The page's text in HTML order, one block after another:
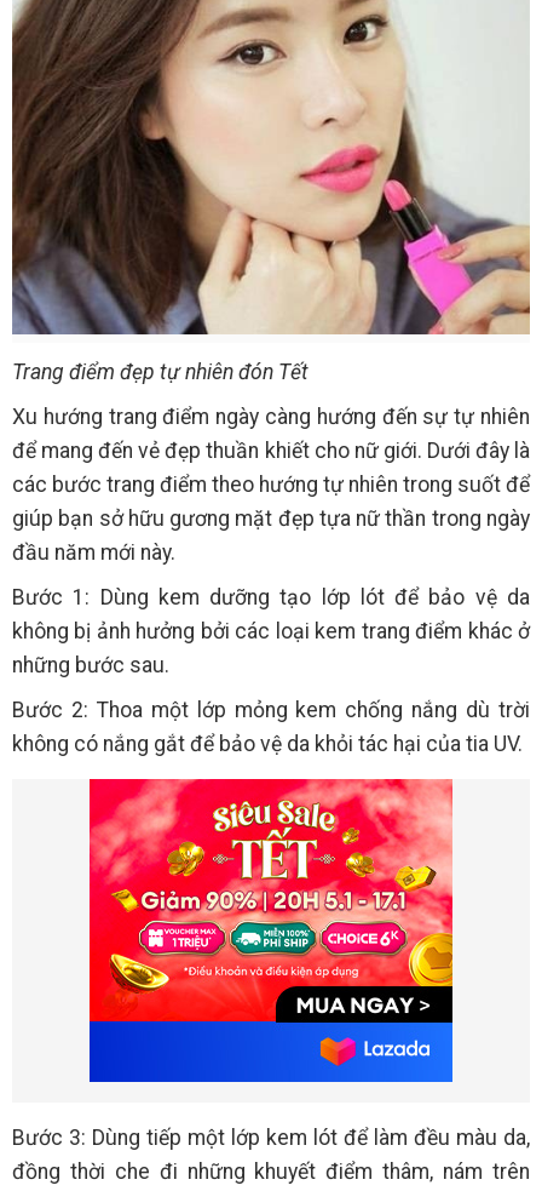
Trang điểm đẹp tự nhiên đón Tết
Xu hướng trang điểm ngày càng hướng đến sự tự nhiên
để mang đến vẻ đẹp thuần khiết cho nữ giới. Dưới đây là
các bước trang điểm theo hướng tự nhiên trong suốt để
giúp bạn sở hữu gương mặt đẹp tựa nữ thần trong ngày
đầu năm mới này.
Bước 1: Dùng kem dưỡng tạo lớp lót để bảo vệ da
không bị ảnh hưởng bởi các loại kem trang điểm khác ở
những bước sau.
Bước 2: Thoa một lớp mỏng kem chống nắng dù trời
không có nắng gắt để bảo vệ da khỏi tác hại của tia UV.
Bước 3: Dùng tiếp một lớp kem lót để làm đều màu da,
đồng thời che đi những khuyết điểm thâm, nám trên